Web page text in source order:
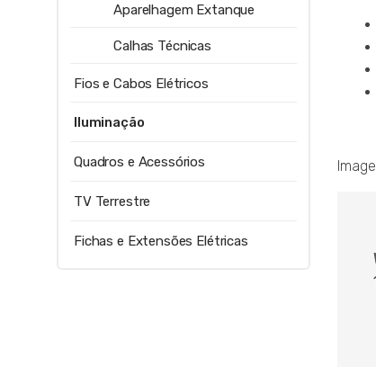
Aparelhagem Extanque
Calhas Técnicas
Fios e Cabos Elétricos
Iluminação
Quadros e Acessórios
TV Terrestre
Fichas e Extensões Elétricas